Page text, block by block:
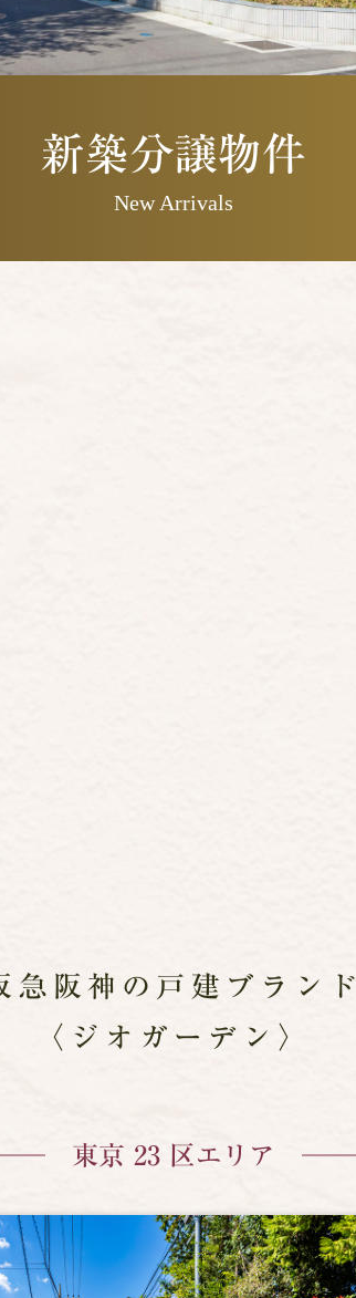
新築分譲物件
New Arrivals
急阪神の戸建ブランド
〈ジオガーデン〉
東京 23 区エリア